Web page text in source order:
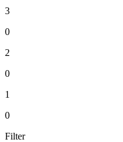
3
0
2
0
1
0
Filter